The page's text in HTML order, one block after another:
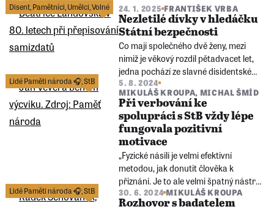
Pohotovostního pluku VB, který do
party také patřil. Právě on kvůli akcím
záškodníků jako jediný skončil ve
vězení.
Disent,Pamětníci,Umělci,Volné 24. 1. 2025 FRANTIŠEK VRBA
Nezletilé dívky v hledáčku
Státní bezpečnosti
Co mají společného dvě ženy, mezi
nimiž je věkový rozdíl pětadvacet let,
jedna pochází ze slavné disidentské
rodiny, a druhá z chudých poměrů na
vsi? Obě dvě ještě v nedospělém věku
surově vyslýchala Státní bezpečnost.
Lidé Paměti národa 🎧,StB
5. 8. 2024
MIKULÁŠ KROUPA, MICHAL ŠMÍD
Při verbování ke
spolupráci s StB vždy lépe
fungovala pozitivní
motivace
„Fyzické násilí je velmi efektivní
metodou, jak donutit člověka k
přiznání. Je to ale velmi špatný nástroj
k tomu, abychom zjistili pravdu,“ říká
lékař Jan Vevera v novém dílu
Lidé Paměti národa 🎧,StB 30. 6. 2024 MIKULÁŠ KROUPA
Rozhovor s badatelem